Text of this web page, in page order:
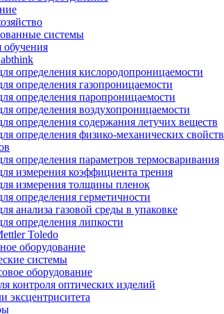
системы
определения кислородопроницаемости
определения газопроницаемости
определения паропроницаемости
определения воздухопроницаемости
определения содержания летучих веществ
определения физико-механических свойств
определения параметров термосваривания
измерения коэффициента трения
измерения толщины пленок
определения герметичности
анализа газовой среды в упаковке
определения липкости
Toledo
оборудование
системы
оборудование
контроля оптических изделий
эксцентриситета